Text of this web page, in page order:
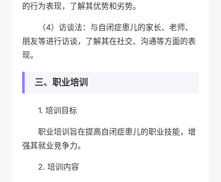
的行为表现，了解其优势和劣势。
（4）访谈法：与自闭症患儿的家长、老师、
朋友等进行访谈，了解其在社交、沟通等方面的表
现。
三、职业培训
1. 培训目标
职业培训旨在提高自闭症患儿的职业技能，增
强其就业竞争力。
2. 培训内容